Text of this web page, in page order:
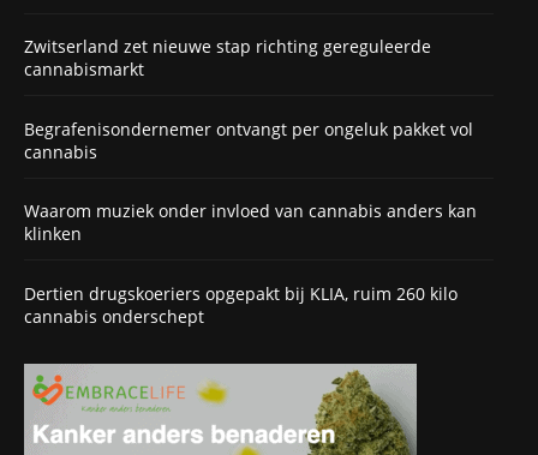
Zwitserland zet nieuwe stap richting gereguleerde
cannabismarkt
Begrafenisondernemer ontvangt per ongeluk pakket vol
cannabis
Waarom muziek onder invloed van cannabis anders kan
klinken
Dertien drugskoeriers opgepakt bij KLIA, ruim 260 kilo
cannabis onderschept